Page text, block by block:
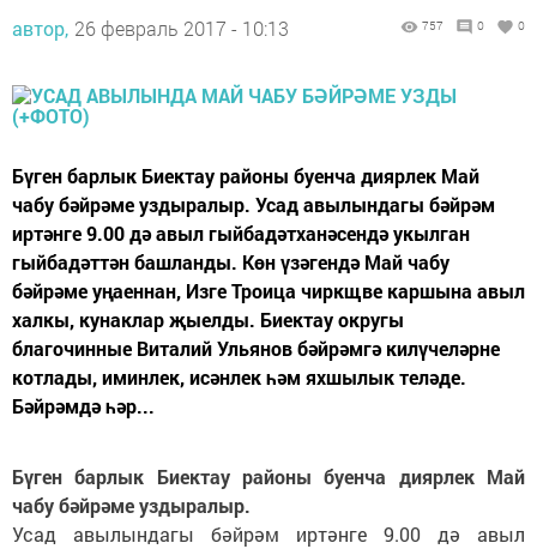
автор, 26 февраль 2017 - 10:13 757 0 0
Бүген барлык Биектау районы буенча диярлек Май
чабу бәйрәме уздыралыр. Усад авылындагы бәйрәм
иртәнге 9.00 дә авыл гыйбадәтханәсендә укылган
гыйбадәттән башланды. Көн үзәгендә Май чабу
бәйрәме уңаеннан, Изге Троица чиркщве каршына авыл
халкы, кунаклар җыелды. Биектау округы
благочинные Виталий Ульянов бәйрәмгә килүчеләрне
котлады, иминлек, исәнлек һәм яхшылык теләде.
Бәйрәмдә һәр...
Бүген барлык Биектау районы буенча диярлек Май
чабу бәйрәме уздыралыр.
Усад авылындагы бәйрәм иртәнге 9.00 дә авыл